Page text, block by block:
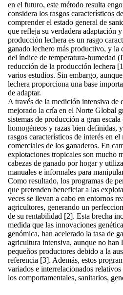
en el futuro, este método resulta
considera los rasgos característicos
comprender el estado general de
que refleja su verdadera adaptación
producción lechera es un rasgo
ganado lechero más productivo, y la
del índice de temperatura-humedad
reducción de la producción lechera
varios estudios. Sin embargo,
lechera proporciona una base
de adaptar.
A través de la medición intensiva de
mejorado la cría en el Norte Global
sistemas de producción a gran
homogéneos y razas bien definidas,
rasgos característicos de interés en
comerciales de los ganaderos. En
explotaciones tropicales son mucho
cabezas de ganado por hogar y
manuales e informales para
Como resultado, los programas de
que pretenden beneficiar a las
veces se llevan a cabo en entornos
agricultores, generando un
de su rentabilidad [2]. Esta brecha
medida que las innovaciones
genómica, han acelerado la tasa de
agricultura intensiva, aunque no han
pequeños productores debido a la
referencia [3]. Además, estos
variados e interrelacionados
los comportamentales, sanitarios,